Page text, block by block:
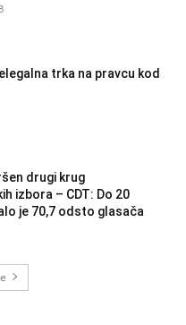
trka na pravcu kod
drugi krug
izbora – CDT: Do 20
je 70,7 odsto glasača